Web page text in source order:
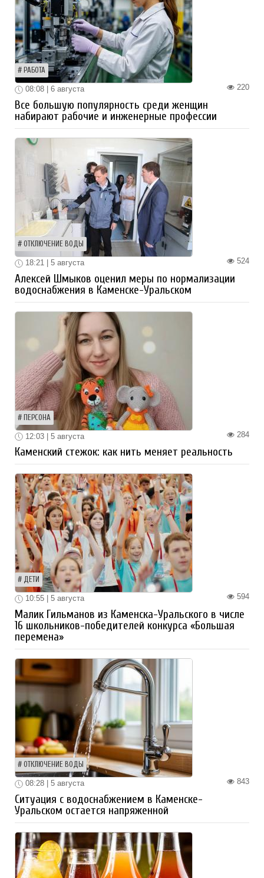
РАБОТА
220
08:08 | 6 августа
Все большую популярность среди женщин
набирают рабочие и инженерные профессии
ОТКЛЮЧЕНИЕ ВОДЫ
524
18:21 | 5 августа
Алексей Шмыков оценил меры по нормализации
водоснабжения в Каменске-Уральском
ПЕРСОНА
284
12:03 | 5 августа
Каменский стежок: как нить меняет реальность
ДЕТИ
594
10:55 | 5 августа
Малик Гильманов из Каменска-Уральского в числе
16 школьников-победителей конкурса «Большая
перемена»
ОТКЛЮЧЕНИЕ ВОДЫ
843
08:28 | 5 августа
Ситуация с водоснабжением в Каменске-
Уральском остается напряженной